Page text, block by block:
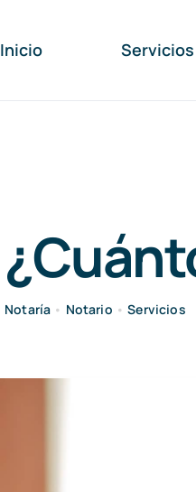
Inicio Servicios
Notaría • Notario •Servicios